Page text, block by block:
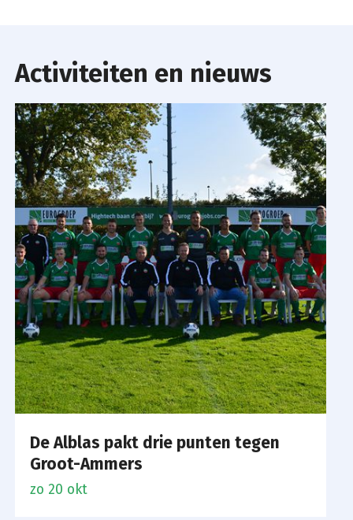
Activiteiten en nieuws
De Alblas pakt drie punten tegen
Groot-Ammers
zo 20 okt